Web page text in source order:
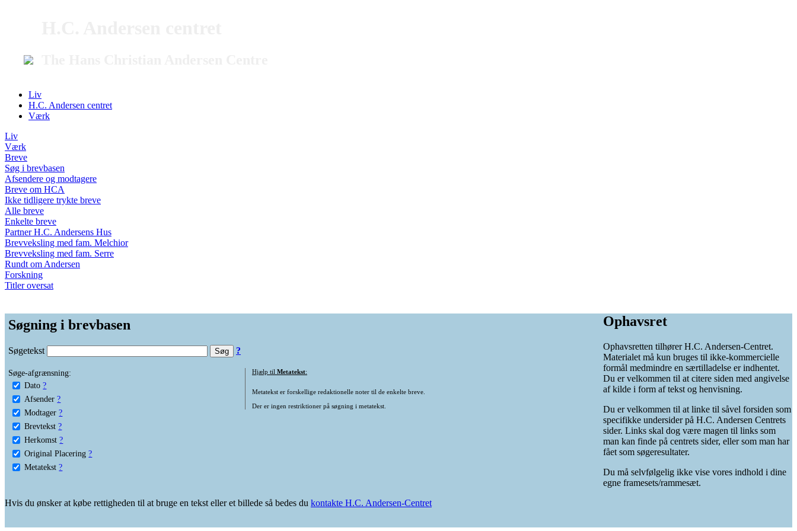
Liv
H.C. Andersen centret
Værk
Liv
Værk
Breve
Søg i brevbasen
Afsendere og modtagere
Breve om HCA
Ikke tidligere trykte breve
Alle breve
Enkelte breve
Partner H.C. Andersens Hus
Brevveksling med fam. Melchior
Brevveksling med fam. Serre
Rundt om Andersen
Forskning
Titler oversat
Søgning i brevbasen
Søgetekst ?
Søge-afgrænsning:
Dato ?
Afsender ?
Modtager ?
Brevtekst ?
Herkomst ?
Original Placering ?
Metatekst ?
Hjælp til Metatekst:
Metatekst er forskellige redaktionelle noter til de enkelte breve.
Der er ingen restriktioner på søgning i metatekst.
Ophavsret
Ophavsretten tilhører H.C. Andersen-Centret.
Materialet må kun bruges til ikke-kommercielle
formål medmindre en særtilladelse er indhentet.
Du er velkommen til at citere siden med angivelse
af kilde i form af tekst og henvisning.
Du er velkommen til at linke til såvel forsiden som
specifikke undersider på H.C. Andersen Centrets
sider. Links skal dog være magen til links som
man kan finde på centrets sider, eller som man har
fået som søgeresultater.
Du må selvfølgelig ikke vise vores indhold i dine
egne framesets/rammesæt.
Hvis du ønsker at købe rettigheden til at bruge en tekst eller et billede så bedes du kontakte H.C. Andersen-Centret